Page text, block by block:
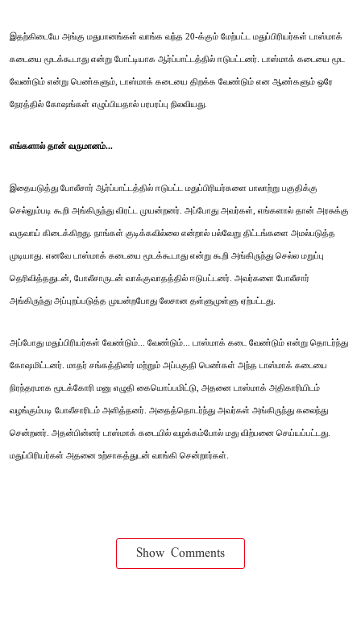
இதற்கிடையே அங்கு மதுபானங்கள் வாங்க வந்த 20-க்கும் மேற்பட்ட மதுப்பிரியர்கள் டாஸ்மாக்
கடையை மூடக்கூடாது என்று போட்டியாக ஆர்ப்பாட்டத்தில் ஈடுபட்டனர். டாஸ்மாக் கடையை மூட
வேண்டும் என்று பெண்களும், டாஸ்மாக் கடையை திறக்க வேண்டும் என ஆண்களும் ஒரே
நேரத்தில் கோஷங்கள் எழுப்பியதால் பரபரப்பு நிலவியது.
எங்களால் தான் வருமானம்...
இதையடுத்து போலீசார் ஆர்ப்பாட்டத்தில் ஈடுபட்ட மதுப்பிரியர்களை பாலாற்று பகுதிக்கு
செல்லும்படி கூறி அங்கிருந்து விரட்ட முயன்றனர். அப்போது அவர்கள், எங்களால் தான் அரசுக்கு
வருவாய் கிடைக்கிறது. நாங்கள் குடிக்கவில்லை என்றால் பல்வேறு திட்டங்களை அமல்படுத்த
முடியாது. எனவே டாஸ்மாக் கடையை மூடக்கூடாது என்று கூறி அங்கிருந்து செல்ல மறுப்பு
தெரிவித்ததுடன், போலீசாருடன் வாக்குவாதத்தில் ஈடுபட்டனர். அவர்களை போலீசார்
அங்கிருந்து அப்புறப்படுத்த முயன்றபோது லேசான தள்ளுமுள்ளு ஏற்பட்டது.
அப்போது மதுப்பிரியர்கள் வேண்டும்... வேண்டும்... டாஸ்மாக் கடை வேண்டும் என்று தொடர்ந்து
கோஷமிட்டனர். மாதர் சங்கத்தினர் மற்றும் அப்பகுதி பெண்கள் அந்த டாஸ்மாக் கடையை
நிரந்தரமாக மூடக்கோரி மனு எழுதி கையொப்பமிட்டு, அதனை டாஸ்மாக் அதிகாரியிடம்
வழங்கும்படி போலீசாரிடம் அளித்தனர். அதைத்தொடர்ந்து அவர்கள் அங்கிருந்து கலைந்து
சென்றனர். அதன்பின்னர் டாஸ்மாக் கடையில் வழக்கம்போல் மது விற்பனை செய்யப்பட்டது.
மதுப்பிரியர்கள் அதனை உற்சாகத்துடன் வாங்கி சென்றார்கள்.
Show Comments